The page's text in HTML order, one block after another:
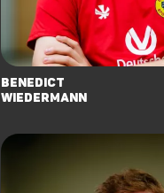
Benedict
Wiedermann